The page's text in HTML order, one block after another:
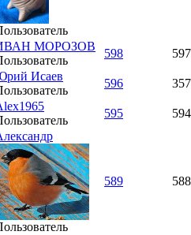
МОРОЗОВ
598
597
Исаев
596
357
595
594
589 588